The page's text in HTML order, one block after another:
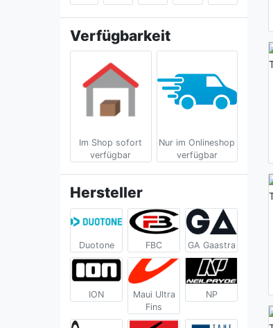
Verfügbarkeit
Im Shop sofort
verfügbar
Nur im Onlineshop
verfügbar
Hersteller
Duotone FBC GA Gaastra
ION
Maui Ultra
Fins
NP